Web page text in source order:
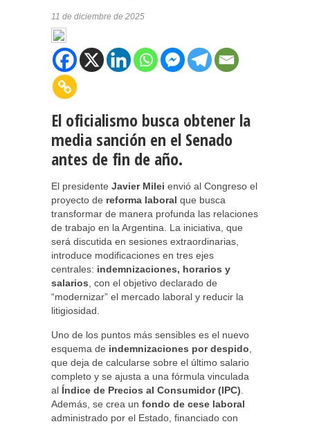
11 de diciembre de 2025
El oficialismo busca obtener la
media sanción en el Senado
antes de fin de año.
El presidente Javier Milei envió al Congreso el
proyecto de reforma laboral que busca
transformar de manera profunda las relaciones
de trabajo en la Argentina. La iniciativa, que
será discutida en sesiones extraordinarias,
introduce modificaciones en tres ejes
centrales: indemnizaciones, horarios y
salarios , con el objetivo declarado de
“modernizar” el mercado laboral y reducir la
litigiosidad.
Uno de los puntos más sensibles es el nuevo
esquema de indemnizaciones por despido
que deja de calcularse sobre el último salario
completo y se ajusta a una fórmula vinculada
al Índice de Precios al Consumidor (IPC)
Además, se crea un fondo de cese laboral
administrado por el Estado, financiado con